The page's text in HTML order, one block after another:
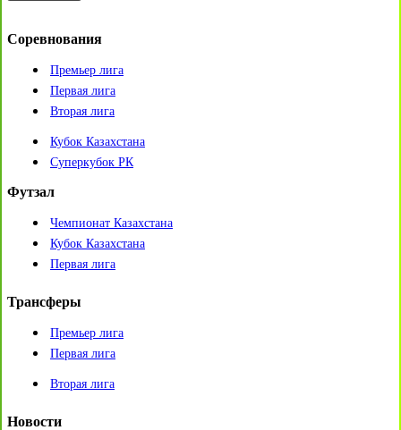
Соревнования
Премьер лига
Первая лига
Вторая лига
Кубок Казахстана
Суперкубок РК
Футзал
Чемпионат Казахстана
Кубок Казахстана
Первая лига
Трансферы
Премьер лига
Первая лига
Вторая лига
Новости